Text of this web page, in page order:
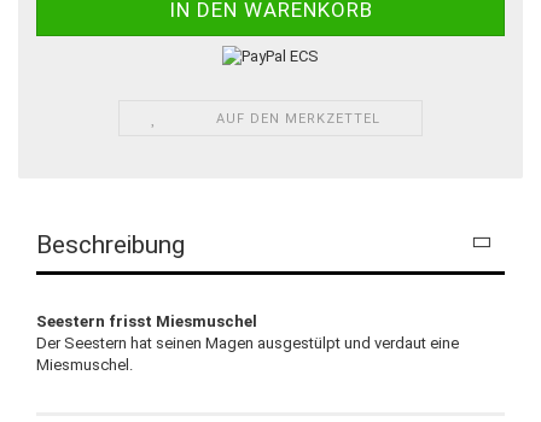
AUF DEN MERKZETTEL
Beschreibung
Seestern frisst Miesmuschel
Der Seestern hat seinen Magen ausgestülpt und verdaut eine
Miesmuschel.